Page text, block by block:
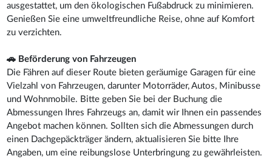
ausgestattet, um den ökologischen Fußabdruck zu minimieren.
Genießen Sie eine umweltfreundliche Reise, ohne auf Komfort
zu verzichten.
🚗 Beförderung von Fahrzeugen
Die Fähren auf dieser Route bieten geräumige Garagen für eine
Vielzahl von Fahrzeugen, darunter Motorräder, Autos, Minibusse
und Wohnmobile. Bitte geben Sie bei der Buchung die
Abmessungen Ihres Fahrzeugs an, damit wir Ihnen ein passendes
Angebot machen können. Sollten sich die Abmessungen durch
einen Dachgepäckträger ändern, aktualisieren Sie bitte Ihre
Angaben, um eine reibungslose Unterbringung zu gewährleisten.